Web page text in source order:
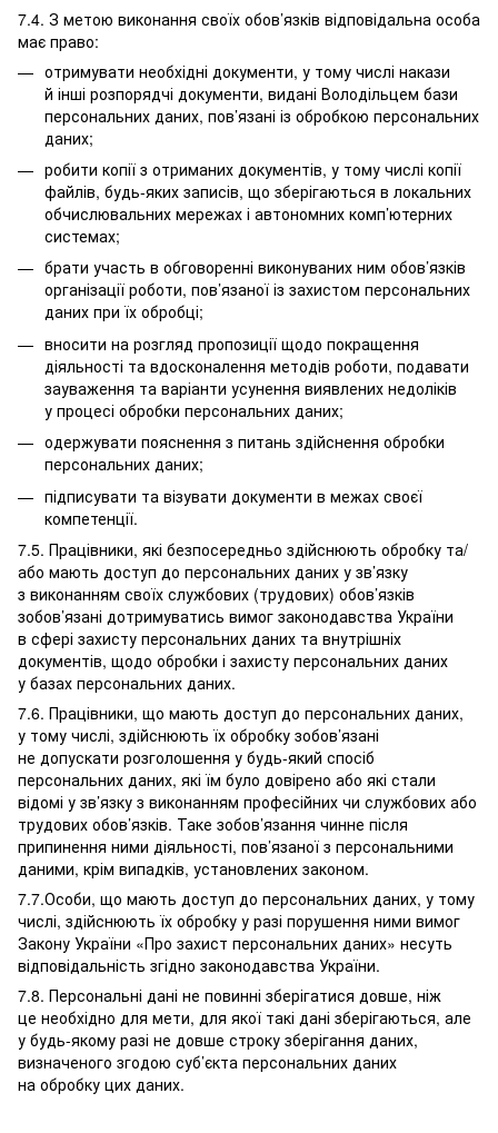
7.4. З метою виконання своїх обов’язків відповідальна особа
має право:
отримувати необхідні документи, у тому числі накази
й інші розпорядчі документи, видані Володільцем бази
персональних даних, пов’язані із обробкою персональних
даних;
робити копії з отриманих документів, у тому числі копії
файлів, будь-яких записів, що зберігаються в локальних
обчислювальних мережах і автономних комп’ютерних
системах;
брати участь в обговоренні виконуваних ним обов’язків
організації роботи, пов’язаної із захистом персональних
даних при їх обробці;
вносити на розгляд пропозиції щодо покращення
діяльності та вдосконалення методів роботи, подавати
зауваження та варіанти усунення виявлених недоліків
у процесі обробки персональних даних;
одержувати пояснення з питань здійснення обробки
персональних даних;
підписувати та візувати документи в межах своєї
компетенції.
7.5. Працівники, які безпосередньо здійснюють обробку та/
або мають доступ до персональних даних у зв’язку
з виконанням своїх службових (трудових) обов’язків
зобов’язані дотримуватись вимог законодавства України
в сфері захисту персональних даних та внутрішніх
документів, щодо обробки і захисту персональних даних
у базах персональних даних.
7.6. Працівники, що мають доступ до персональних даних,
у тому числі, здійснюють їх обробку зобов’язані
не допускати розголошення у будь-який спосіб
персональних даних, які їм було довірено або які стали
відомі у зв’язку з виконанням професійних чи службових або
трудових обов’язків. Таке зобов’язання чинне після
припинення ними діяльності, пов’язаної з персональними
даними, крім випадків, установлених законом.
7.7.Особи, що мають доступ до персональних даних, у тому
числі, здійснюють їх обробку у разі порушення ними вимог
Закону України «Про захист персональних даних» несуть
відповідальність згідно законодавства України.
7.8. Персональні дані не повинні зберігатися довше, ніж
це необхідно для мети, для якої такі дані зберігаються, але
у будь-якому разі не довше строку зберігання даних,
визначеного згодою суб’єкта персональних даних
на обробку цих даних.